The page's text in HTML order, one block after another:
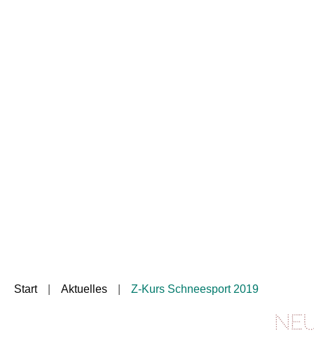
Start Aktuelles Z-Kurs Schneesport 2019
Neuer